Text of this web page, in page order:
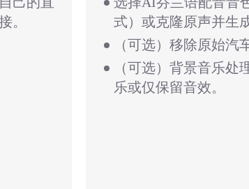
。
式）或克隆原声并生
（可选）移除原始汽
（可选）背景音乐处
乐或仅保留音效。